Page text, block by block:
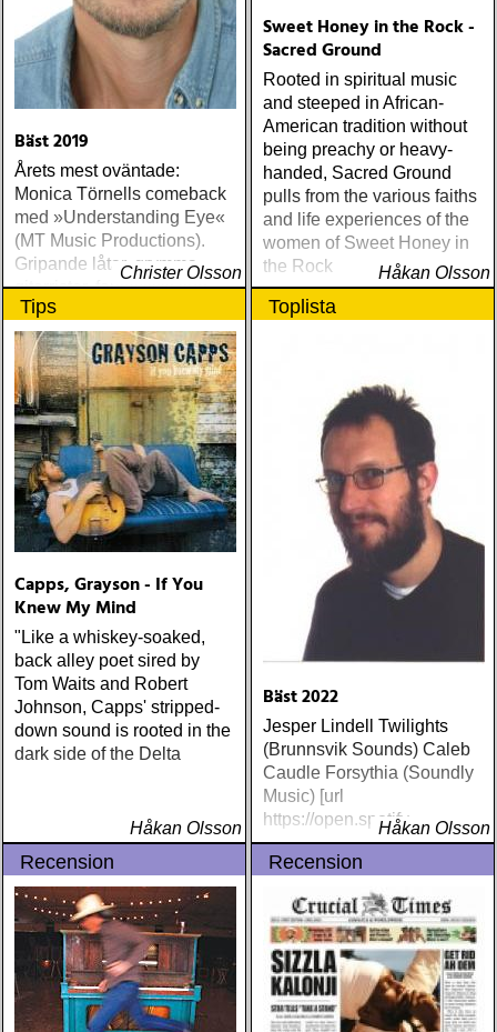
Bäst 2019
Årets mest oväntade:
Monica Törnells comeback
med »Understanding Eye«
(MT Music Productions).
Gripande låtar, grymma
gitarrister, fantastiskt ljud
och Monica sjunger bättre
än på länge. Tacka sönerna
Tobias (såg) och Mattias för
den snygga produktionen
Christer Olsson
Sweet Honey in the Rock -
Sacred Ground
Rooted in spiritual music
and steeped in African-
American tradition without
being preachy or heavy-
handed, Sacred Ground
pulls from the various faiths
and life experiences of the
women of Sweet Honey in
the Rock
Håkan Olsson
Tips
Capps, Grayson - If You
Knew My Mind
"Like a whiskey-soaked,
back alley poet sired by
Tom Waits and Robert
Johnson, Capps' stripped-
down sound is rooted in the
dark side of the Delta
Håkan Olsson
Toplista
Bäst 2022
Jesper Lindell Twilights
(Brunnsvik Sounds) Caleb
Caudle Forsythia (Soundly
Music) [url
https://open.spotifyHåkan Olsson
Recension Recension